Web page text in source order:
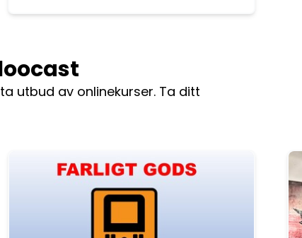
utbud av onlinekurser. Ta ditt